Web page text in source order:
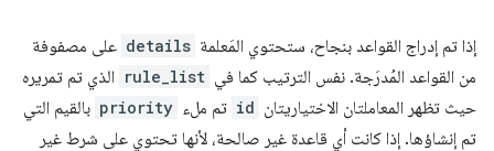
إذا تم إدراج القواعد بنجاح، ستحتوي المَعلمة details على مصفوفة
من القواعد المُدرَجة. نفس الترتيب كما في rule_list الذي تم تمريره
حيث تظهر المعاملتان الاختياريتان id تم ملء priority بالقيم التي
تم إنشاؤها. إذا كانت أي قاعدة غير صالحة، لأنها تحتوي على شرط غير